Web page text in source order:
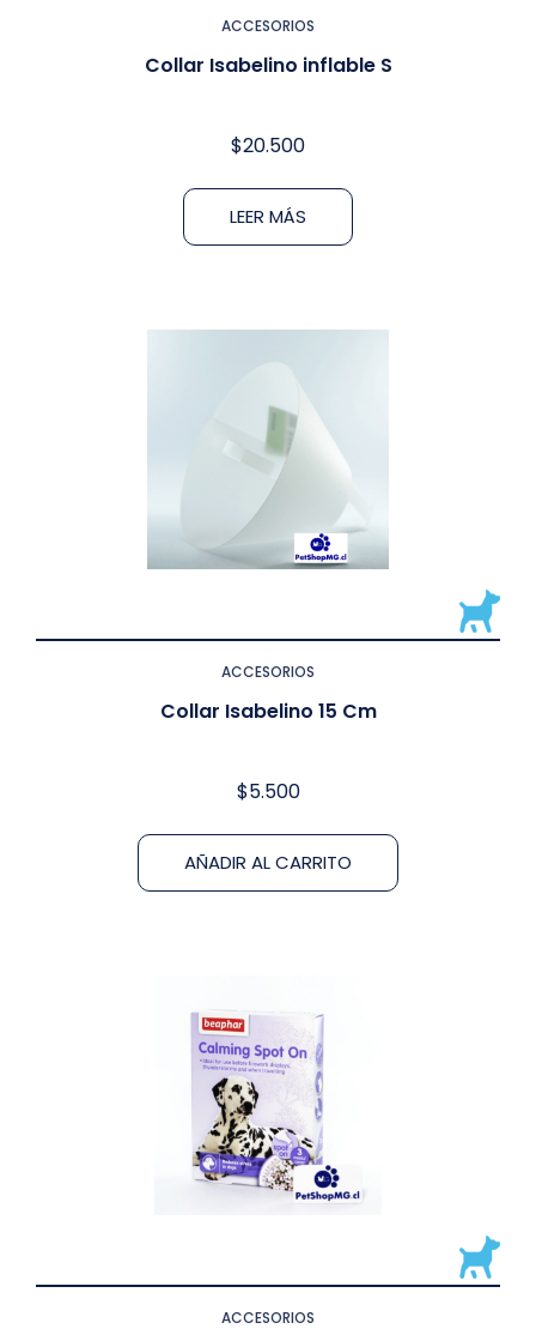
ACCESORIOS
Collar Isabelino inflable S
$20.500
LEER MÁS
ACCESORIOS
Collar Isabelino 15 Cm
$5.500
AÑADIR AL CARRITO
ACCESORIOS